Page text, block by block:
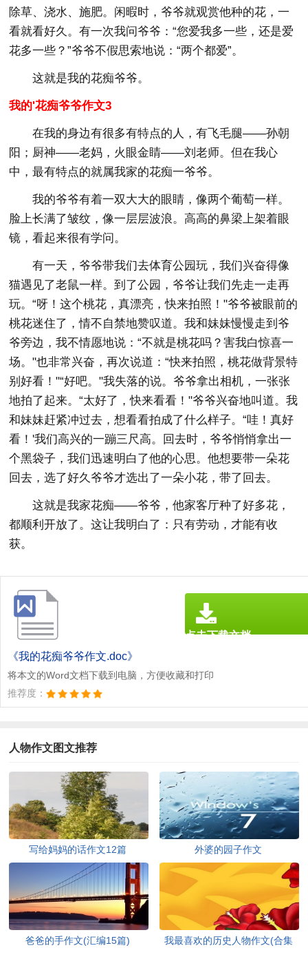
除草、浇水、施肥。闲暇时，爷爷就观赏他种的花，一
看就看好久。有一次我问爷爷：“您爱我多一些，还是爱
花多一些？”爷爷不假思索地说：“两个都爱”。
这就是我的花痴爷爷。
我的'花痴爷爷作文3
在我的身边有很多有特点的人，有飞毛腿——孙朝
阳；厨神——老妈，火眼金睛——刘老师。但在我心
中，最有特点的就属我家的花痴一爷爷。
我的爷爷有着一双大大的眼睛，像两个葡萄一样。
脸上长满了皱纹，像一层层波浪。高高的鼻梁上架着眼
镜，看起来很有学问。
有一天，爷爷带我们去体育公园玩，我们兴奋得像
猫遇见了老鼠一样。到了公园，爷爷让我们先走一走再
玩。“呀！这个桃花，真漂亮，快来拍照！"爷爷被眼前的
桃花迷住了，情不自禁地赞叹道。我和妹妹慢慢走到爷
爷旁边，我不情愿地说：“不就是桃花吗？害我白惊喜一
场。"也非常兴奋，再次说道：“快来拍照，桃花做背景特
别好看！"“好吧。"我失落的说。爷爷拿出相机，一张张
地拍了起来。“太好了，快来看看！"爷爷兴奋地叫道。我
和妹妹赶紧冲过去，想看看拍成了什么样子。“哇！真好
看！'我们高兴的一蹦三尺高。回去时，爷爷悄悄拿出一
个黑袋子，我们迅速明白了他的心思。他想要带一朵花
回去，选了好久爷爷才选出了一朵小花，带了回去。
这就是我家花痴——爷爷，他家客厅种了好多花，
都顺利开放了。这让我明白了：只有劳动，才能有收
获。
《我的花痴爷爷作文.doc》
将本文的Word文档下载到电脑，方便收藏和打印
推荐度：
点击下载文档
人物作文图文推荐
写给妈妈的话作文12篇 外婆的园子作文
爸爸的手作文(汇编15篇)
我最喜欢的历史人物作文(合集